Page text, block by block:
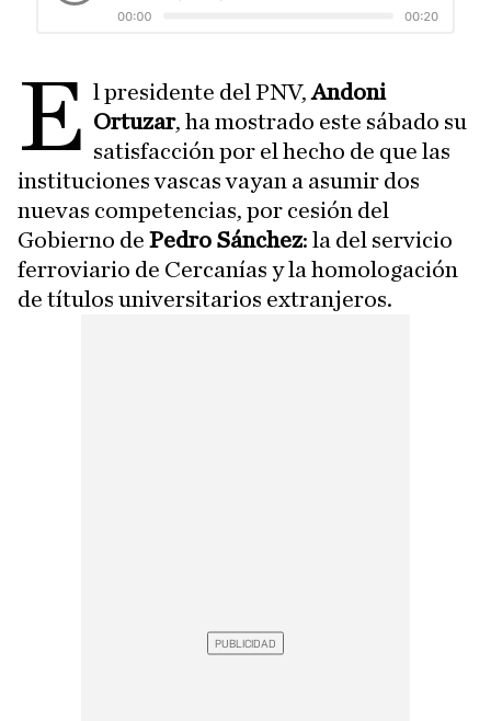
E l presidente del PNV,Andoni
Ortuzar, ha mostrado este sábado su
satisfacción por el hecho de que las
instituciones vascas vayan a asumir dos
nuevas competencias, por cesión del
Gobierno de Pedro Sánchez: la del servicio
ferroviario de Cercanías y la homologación
de títulos universitarios extranjeros.